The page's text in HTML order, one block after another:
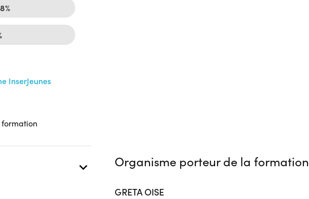
InserJeunes
Organisme porteur de la formation
GRETA OISE